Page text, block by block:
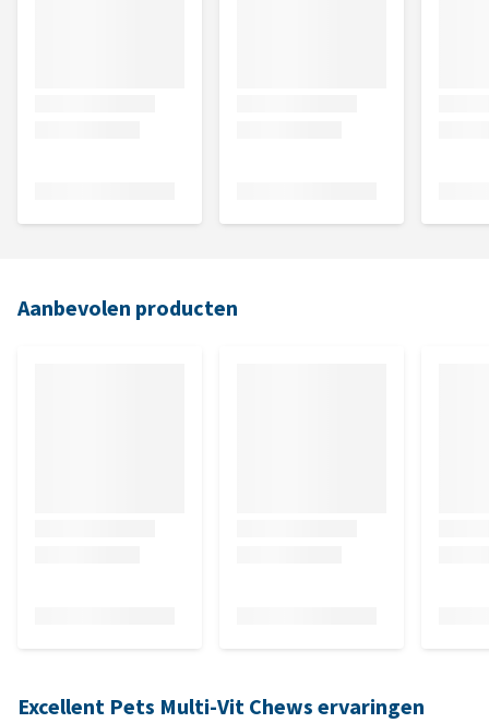
Aanbevolen producten
Excellent Pets Multi-Vit Chews ervaringen